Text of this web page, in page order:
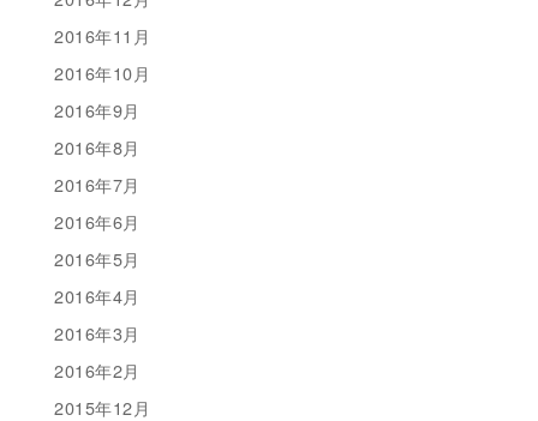
2016年11月
2016年10月
2016年9月
2016年8月
2016年7月
2016年6月
2016年5月
2016年4月
2016年3月
2016年2月
2015年12月